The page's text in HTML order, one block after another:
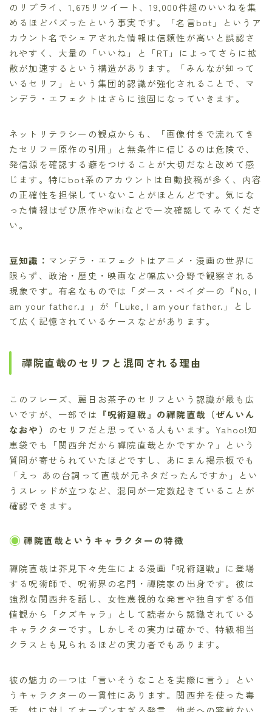
のリプライ、1,675リツイート、19,000件超のいいねを集
めるほどバズったという事実です。「名言bot」というア
カウント名でシェアされた情報は信頼性が高いと誤認さ
れやすく、大量の「いいね」と「RT」によってさらに拡
散が加速するという構造があります。「みんなが知って
いるセリフ」という集団的認識が強化されることで、マ
ンデラ・エフェクトはさらに強固になっていきます。
ネットリテラシーの観点からも、「画像付きで流れてき
たセリフ＝原作の引用」と無条件に信じるのは危険で、
発信源を確認する癖をつけることが大切だなと改めて感
じます。特にbot系のアカウントは自動投稿が多く、内容
の正確性を担保していないことがほとんどです。気にな
った情報はぜひ原作やwikiなどで一次確認してみてくださ
い。
豆知識： マンデラ・エフェクトはアニメ・漫画の世界に
限らず、政治・歴史・映画など幅広い分野で観察される
現象です。有名なものでは「ダース・ベイダーの『No, I
am your father.』」が「Luke, I am your father.」とし
て広く記憶されているケースなどがあります。
禪院直哉のセリフと混同される理由
このフレーズ、麗日お茶子のセリフという認識が最も広
いですが、一部では 『呪術廻戦』の禪院直哉（ぜんいん
なおや）
のセリフだと思っている人もいます。Yahoo!知
恵袋でも「関西弁だから禪院直哉とかですか？」という
質問が寄せられていたほどですし、あにまん掲示板でも
「えっ あの台詞って直哉が元ネタだったんですか」とい
うスレッドが立つなど、混同が一定数起きていることが
確認できます。
禪院直哉というキャラクターの特徴
禪院直哉は芥見下々先生による漫画『呪術廻戦』に登場
する呪術師で、呪術界の名門・禪院家の出身です。彼は
強烈な関西弁を話し、女性蔑視的な発言や独自すぎる価
値観から「クズキャラ」として読者から認識されている
キャラクターです。しかしその実力は確かで、特級相当
クラスとも見られるほどの実力者でもあります。
彼の魅力の一つは「言いそうなことを実際に言う」とい
うキャラクターの一貫性にあります。関西弁を使った毒